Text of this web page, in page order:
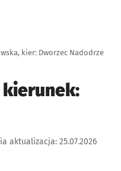
kier: Dworzec Nadodrze
kierunek:
aktualizacja: 25.07.2026